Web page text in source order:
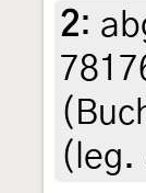
2:
(leg.